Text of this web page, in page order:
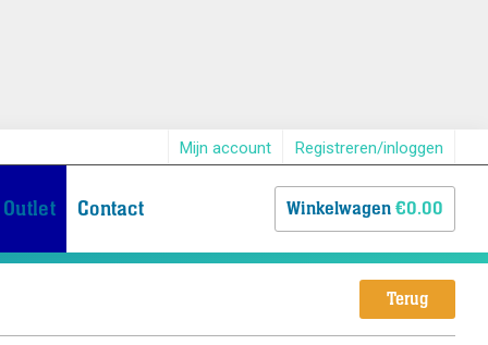
Mijn account Registreren/inloggen
Outlet Contact Winkelwagen€0.00
Terug